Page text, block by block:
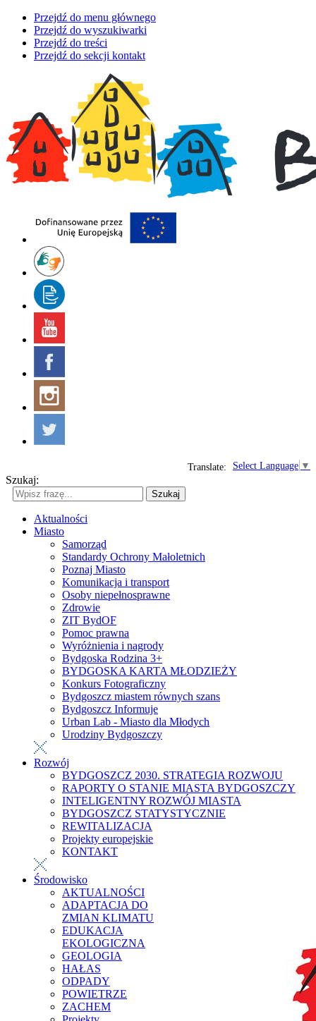
Przejdź do menu głównego
Przejdź do wyszukiwarki
Przejdź do treści
Przejdź do sekcji kontakt
Select Language ▼
Translate:
Szukaj:
Szukaj
Aktualności
Miasto
Samorząd
Standardy Ochrony Małoletnich
Poznaj Miasto
Komunikacja i transport
Osoby niepełnosprawne
Zdrowie
ZIT BydOF
Pomoc prawna
Wyróżnienia i nagrody
Bydgoska Rodzina 3+
BYDGOSKA KARTA MŁODZIEŻY
Konkurs Fotograficzny
Bydgoszcz miastem równych szans
Bydgoszcz Informuje
Urban Lab - Miasto dla Młodych
Urodziny Bydgoszczy
Rozwój
BYDGOSZCZ 2030. STRATEGIA ROZWOJU
RAPORTY O STANIE MIASTA BYDGOSZCZY
INTELIGENTNY ROZWÓJ MIASTA
BYDGOSZCZ STATYSTYCZNIE
REWITALIZACJA
Projekty europejskie
KONTAKT
Środowisko
AKTUALNOŚCI
ADAPTACJA DO
ZMIAN KLIMATU
EDUKACJA
EKOLOGICZNA
GEOLOGIA
HAŁAS
ODPADY
POWIETRZE
ZACHEM